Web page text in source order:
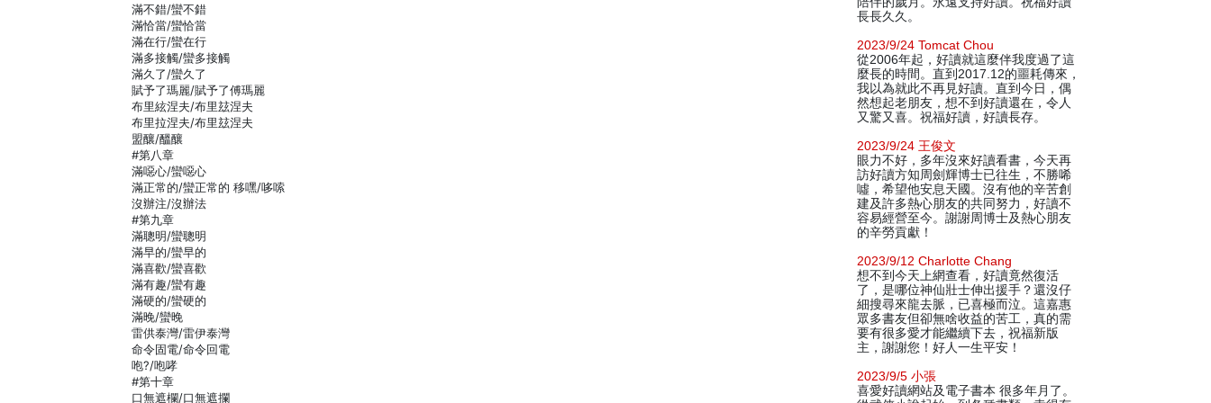
滿不錯/蠻不錯
滿恰當/蠻恰當
滿在行/蠻在行
滿多接觸/蠻多接觸
滿久了/蠻久了
賦予了瑪麗/賦予了傅瑪麗
布里絃涅夫/布里玆涅夫
布里拉涅夫/布里玆涅夫
盟釀/醞釀
#第八章
滿噁心/蠻噁心
滿正常的/蠻正常的 移嘿/哆嗦
沒辦注/沒辦法
#第九章
滿聰明/蠻聰明
滿早的/蠻早的
滿喜歡/蠻喜歡
滿有趣/蠻有趣
滿硬的/蠻硬的
滿晚/蠻晚
雷供泰灣/雷伊泰灣
命令固電/命令回電
咆?/咆哮
#第十章
口無遮欄/口無遮攔
長長久久。
2023/9/24 Tomcat Chou
從2006年起，好讀就這麼伴我度過了這
麼長的時間。直到2017.12的噩耗傳來，
我以為就此不再見好讀。直到今日，偶
然想起老朋友，想不到好讀還在，令人
又驚又喜。祝福好讀，好讀長存。
2023/9/24 王俊文
眼力不好，多年沒來好讀看書，今天再
訪好讀方知周劍輝博士已往生，不勝唏
噓，希望他安息天國。沒有他的辛苦創
建及許多熱心朋友的共同努力，好讀不
容易經營至今。謝謝周博士及熱心朋友
的辛勞貢獻！
2023/9/12 Charlotte Chang
想不到今天上網查看，好讀竟然復活
了，是哪位神仙壯士伸出援手？還沒仔
細搜尋來龍去脈，已喜極而泣。這嘉惠
眾多書友但卻無啥收益的苦工，真的需
要有很多愛才能繼續下去，祝福新版
主，謝謝您！好人一生平安！
2023/9/5 小張
喜愛好讀網站及電子書本 很多年月了。